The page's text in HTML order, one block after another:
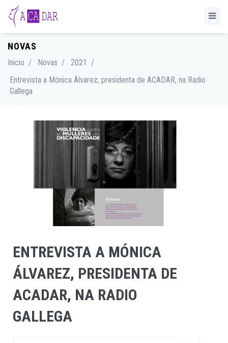
NOVAS
Inicio / Novas / 2021 /
Entrevista a Mónica Álvarez, presidenta de ACADAR, na Radio
Gallega
ENTREVISTA A MÓNICA
ÁLVAREZ, PRESIDENTA DE
ACADAR, NA RADIO
GALLEGA